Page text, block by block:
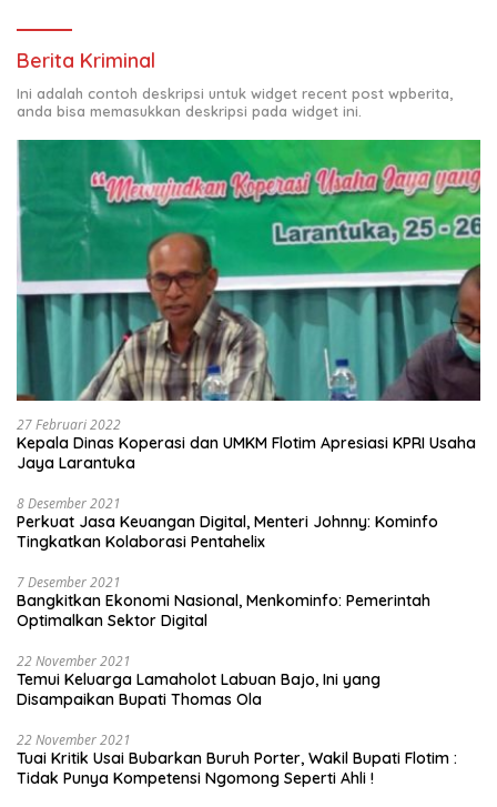
Berita Kriminal
Ini adalah contoh deskripsi untuk widget recent post wpberita,
anda bisa memasukkan deskripsi pada widget ini.
27 Februari 2022
Kepala Dinas Koperasi dan UMKM Flotim Apresiasi KPRI Usaha
Jaya Larantuka
8 Desember 2021
Perkuat Jasa Keuangan Digital, Menteri Johnny: Kominfo
Tingkatkan Kolaborasi Pentahelix
7 Desember 2021
Bangkitkan Ekonomi Nasional, Menkominfo: Pemerintah
Optimalkan Sektor Digital
22 November 2021
Temui Keluarga Lamaholot Labuan Bajo, Ini yang
Disampaikan Bupati Thomas Ola
22 November 2021
Tuai Kritik Usai Bubarkan Buruh Porter, Wakil Bupati Flotim :
Tidak Punya Kompetensi Ngomong Seperti Ahli !